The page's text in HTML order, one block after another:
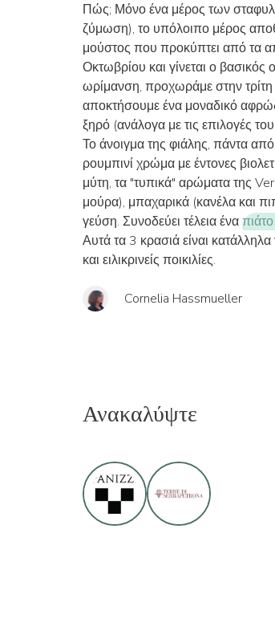
Πώς; Μόνο ένα μέρος των
ζύμωση), το υπόλοιπο μέρος
μούστος που προκύπτει από τα
Οκτωβρίου και γίνεται ο
ωρίμανση, προχωράμε στην τρίτη
αποκτήσουμε ένα μοναδικό
ξηρό (ανάλογα με τις επιλογές
Το άνοιγμα της φιάλης, πάντα
ρουμπινί χρώμα με έντονες
μύτη, τα "τυπικά" αρώματα της
μούρα), μπαχαρικά (κανέλα και
γεύση. Συνοδεύει τέλεια ένα
Αυτά τα 3 κρασιά είναι
και ειλικρινείς ποικιλίες.
Cornelia Hassmueller
Ανακαλύψτε